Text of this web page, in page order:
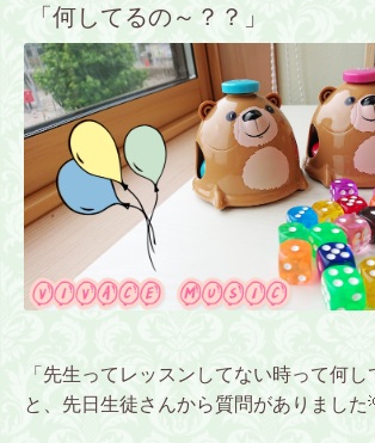
「何してるの～？？」
「先生ってレッスンしてない時って何し
と、先日生徒さんから質問がありました